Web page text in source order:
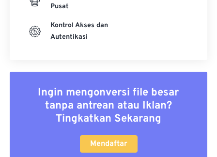
Pusat
Kontrol Akses dan
Autentikasi
Ingin mengonversi file besar
tanpa antrean atau Iklan?
Tingkatkan Sekarang
Mendaftar